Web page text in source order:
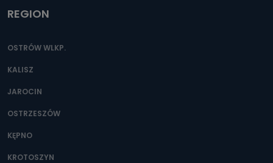
REGION
OSTRÓW WLKP.
KALISZ
JAROCIN
OSTRZESZÓW
KĘPNO
KROTOSZYN